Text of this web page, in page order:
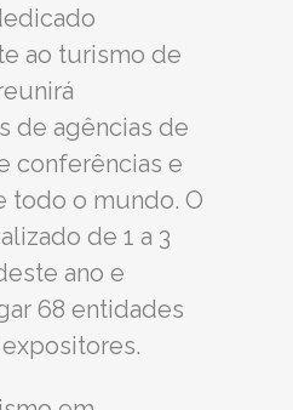
ao turismo de
de agências de
conferências e
todo o mundo. O
de 1 a 3
ano e
68 entidades